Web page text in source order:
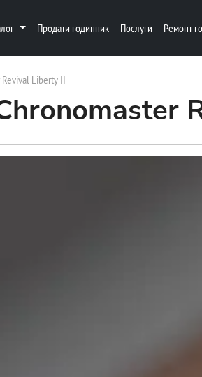
Продати годинник Послуги Ремонт
Liberty II